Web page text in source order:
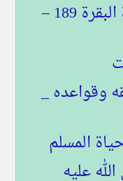
تلاوة لما تيسر من سورة البقرة 189 –
وقواعده _
المسلم
عليه